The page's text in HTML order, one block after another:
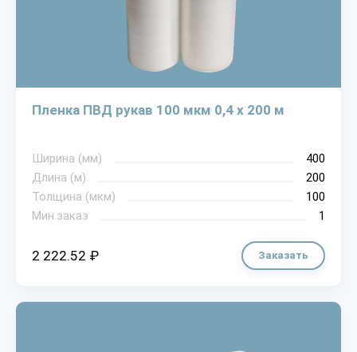
Пленка ПВД рукав 100 мкм 0,4 х 200 м
Ширина (мм)
400
Длина (м)
200
Толщина (мкм)
100
Мин.заказ
1
2 222.52 ₽ Заказать